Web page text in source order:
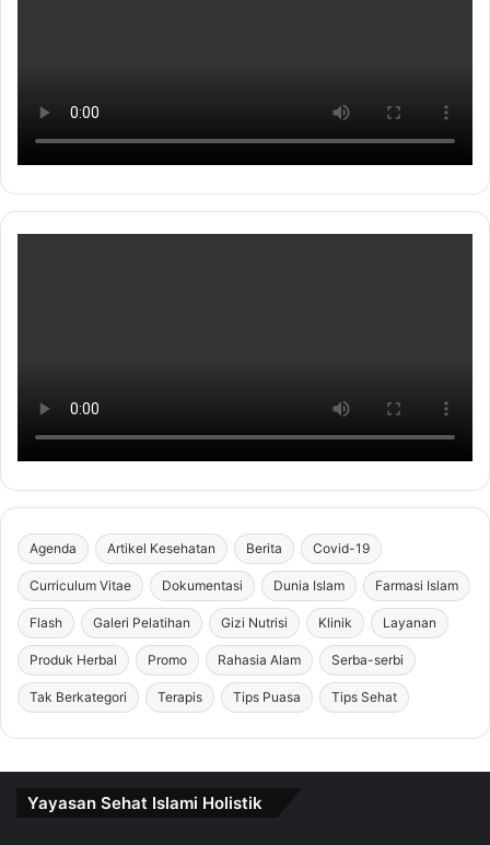
Agenda Artikel Kesehatan Berita Covid-19
Curriculum Vitae Dokumentasi Dunia Islam Farmasi Islam
Flash Galeri Pelatihan Gizi Nutrisi Klinik Layanan
Produk Herbal Promo Rahasia Alam Serba-serbi
Tak Berkategori Terapis Tips Puasa Tips Sehat
Yayasan Sehat Islami Holistik